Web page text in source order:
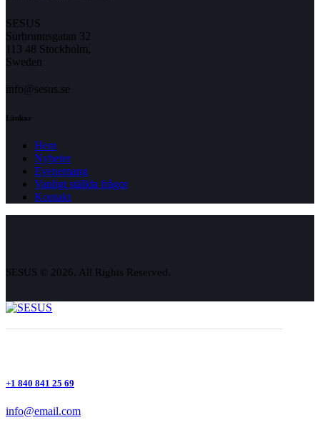
SESUS
Surbrunnsgatan 32
113 48 Stockholm,
Sweden
info@sesus.se
Länkar
Hem
Nyheter
Evenemang
Vanligt ställda frågor
Kontakt
SESUS © 2026. All Rights Reserved.
+1 840 841 25 69
info@email.com